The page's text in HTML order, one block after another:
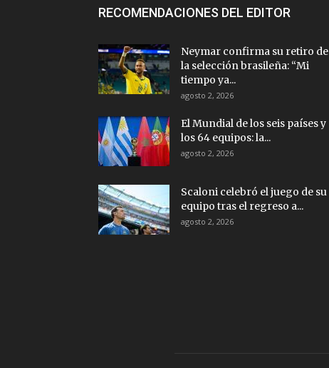
RECOMENDACIONES DEL EDITOR
Neymar confirma su retiro de
la selección brasileña: “Mi
tiempo ya...
agosto 2, 2026
El Mundial de los seis países y
los 64 equipos: la...
agosto 2, 2026
Scaloni celebró el juego de su
equipo tras el regreso a...
agosto 2, 2026